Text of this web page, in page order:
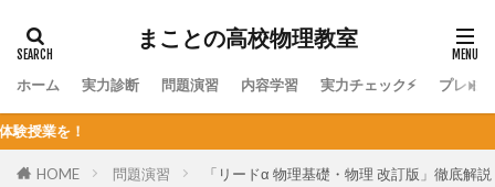
まことの高校物理教室
ホーム 実力診断 問題演習 内容学習 実力チェック⚡ プレミ
HOME 問題演習 「リードα 物理基礎・物理 改訂版」徹底解